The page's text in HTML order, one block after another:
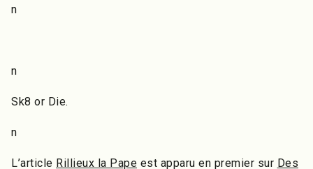
n
n
Sk8 or Die.
n
L’article Rillieux la Pape est apparu en premier sur Des